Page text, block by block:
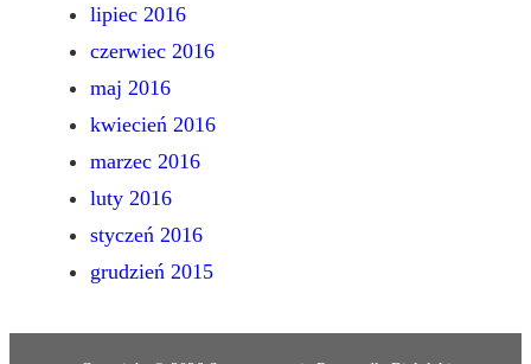
lipiec 2016
czerwiec 2016
maj 2016
kwiecień 2016
marzec 2016
luty 2016
styczeń 2016
grudzień 2015